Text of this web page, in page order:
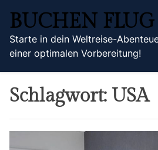
the
content
BUCHEN FLUG
Starte in dein Weltreise-
einer optimalen Vorbereitung!
Schlagwort: USA